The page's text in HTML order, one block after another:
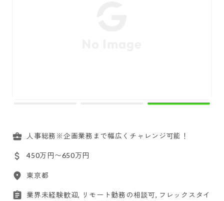
人事総務※企画業務まで幅広くチャレンジ可能！
450万円〜650万円
東京都
業界未経験歓迎, リモート勤務の相談可, フレックスタイ